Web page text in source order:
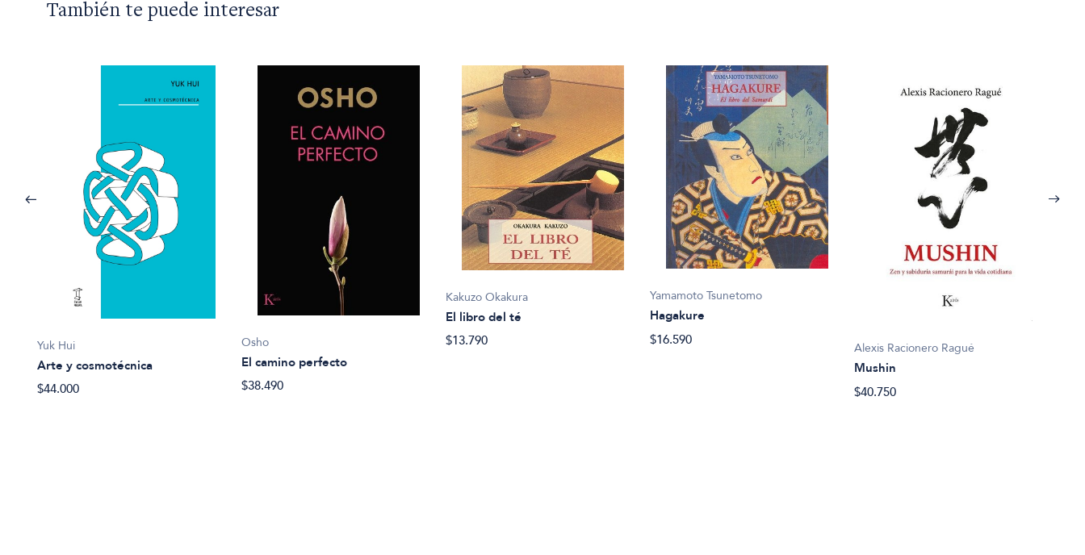
También te puede interesar
Yuk Hui
Arte y cosmotécnica
$44.000
Osho
El camino perfecto
$38.490
Kakuzo Okakura
El libro del té
$13.790
Yamamoto Tsunetomo
Hagakure
$16.590
Alexis Racionero Ragué
Mushin
$40.750